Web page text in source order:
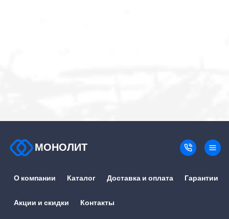
МОНОЛИТ
О компании Каталог Доставка и оплата Гарантии
Акции и скидки Контакты